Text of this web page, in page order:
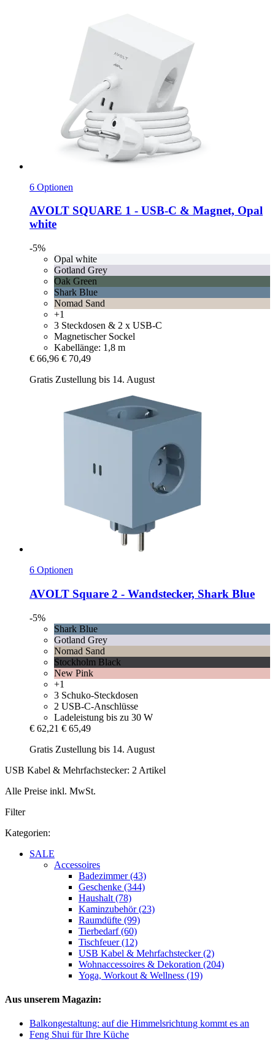
6 Optionen
AVOLT SQUARE 1 -​ USB-​C & Magnet, Opal
white
-5%
Opal white
Gotland Grey
Oak Green
Shark Blue
Nomad Sand
+1
3 Steckdosen & 2 x USB-C
Magnetischer Sockel
Kabellänge: 1,8 m
€ 66,96 € 70,49
Gratis Zustellung bis 14. August
6 Optionen
AVOLT Square 2 -​ Wandstecker, Shark Blue
-5%
Shark Blue
Gotland Grey
Nomad Sand
Stockholm Black
New Pink
+1
3 Schuko-Steckdosen
2 USB-C-Anschlüsse
Ladeleistung bis zu 30 W
€ 62,21 € 65,49
Gratis Zustellung bis 14. August
USB Kabel & Mehrfachstecker: 2 Artikel
Alle Preise inkl. MwSt.
Filter
Kategorien:
SALE
Accessoires
Badezimmer (43)
Geschenke (344)
Haushalt (78)
Kaminzubehör (23)
Raumdüfte (99)
Tierbedarf (60)
Tischfeuer (12)
USB Kabel & Mehrfachstecker (2)
Wohnaccessoires & Dekoration (204)
Yoga, Workout & Wellness (19)
Aus unserem Magazin:
Balkongestaltung: auf die Himmelsrichtung kommt es an
Feng Shui für Ihre Küche